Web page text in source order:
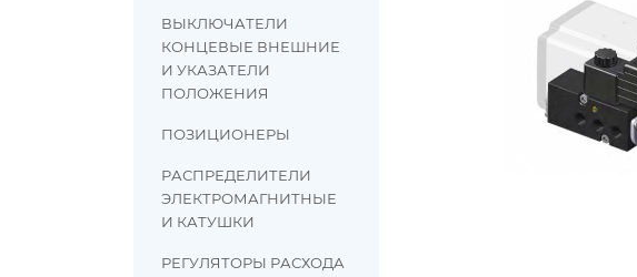
ВЫКЛЮЧАТЕЛИ
КОНЦЕВЫЕ ВНЕШНИЕ
И УКАЗАТЕЛИ
ПОЛОЖЕНИЯ
ПОЗИЦИОНЕРЫ
РАСПРЕДЕЛИТЕЛИ
ЭЛЕКТРОМАГНИТНЫЕ
И КАТУШКИ
РЕГУЛЯТОРЫ РАСХОДА